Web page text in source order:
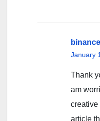
January
Thank
am
creative
article